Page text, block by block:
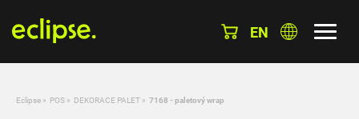
EN
Eclipse » POS » DEKORACE PALET » 7168 - paletový wrap